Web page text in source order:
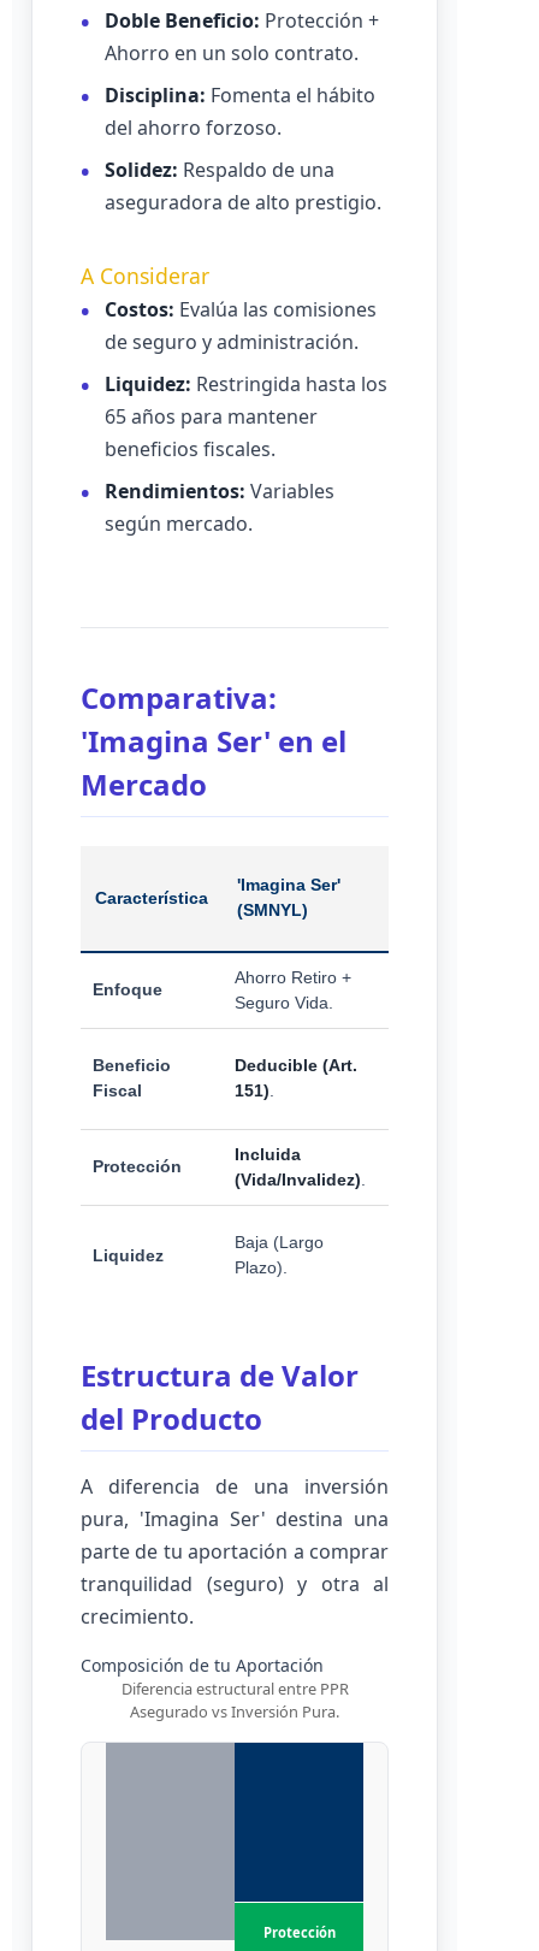
Doble Beneficio: Protección +
Ahorro en un solo contrato.
Disciplina: Fomenta el hábito
del ahorro forzoso.
Solidez: Respaldo de una
aseguradora de alto prestigio.
A Considerar
Costos: Evalúa las comisiones
de seguro y administración.
Liquidez: Restringida hasta los
65 años para mantener
beneficios fiscales.
Rendimientos: Variables
según mercado.
Comparativa:
'Imagina Ser' en el
Mercado
Característica
'Imagina Ser'
(SMNYL)
Enfoque
Ahorro Retiro +
Seguro Vida.
Beneficio
Fiscal
Deducible (Art.
151)
Protección
Incluida
(Vida/Invalidez)
Liquidez
Baja (Largo
Plazo).
Estructura de Valor
del Producto
A diferencia de una inversión
pura, 'Imagina Ser' destina una
parte de tu aportación a comprar
tranquilidad (seguro) y otra al
crecimiento.
Composición de tu Aportación
Diferencia estructural entre PPR
Asegurado vs Inversión Pura.
Inversión
Tradicional
Imagina Ser
Protección